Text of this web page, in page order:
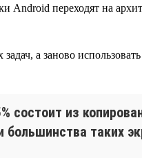
Android переходят на
а заново
состоит из
большинства таких